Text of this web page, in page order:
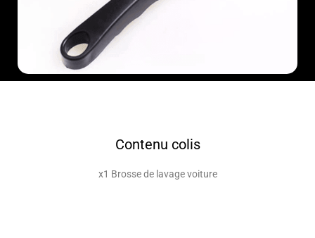
Contenu colis
x1 Brosse de lavage voiture